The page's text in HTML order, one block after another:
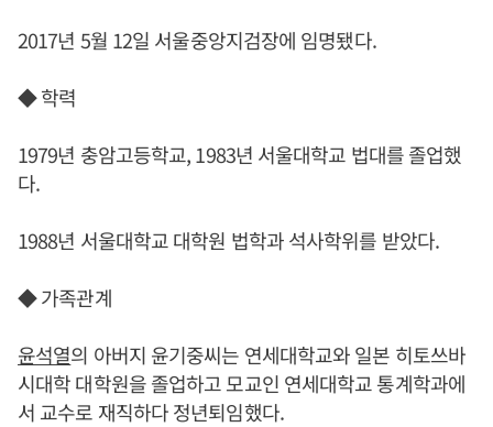
2017년 5월 12일 서울중앙지검장에 임명됐다.
◆ 학력
1979년 충암고등학교, 1983년 서울대학교 법대를 졸업했
다.
1988년 서울대학교 대학원 법학과 석사학위를 받았다.
◆ 가족관계
윤석열의 아버지 윤기중씨는 연세대학교와 일본 히토쓰바
시대학 대학원을 졸업하고 모교인 연세대학교 통계학과에
서 교수로 재직하다 정년퇴임했다.